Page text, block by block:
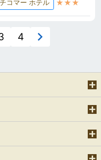
コマー ホテル ★★★
4